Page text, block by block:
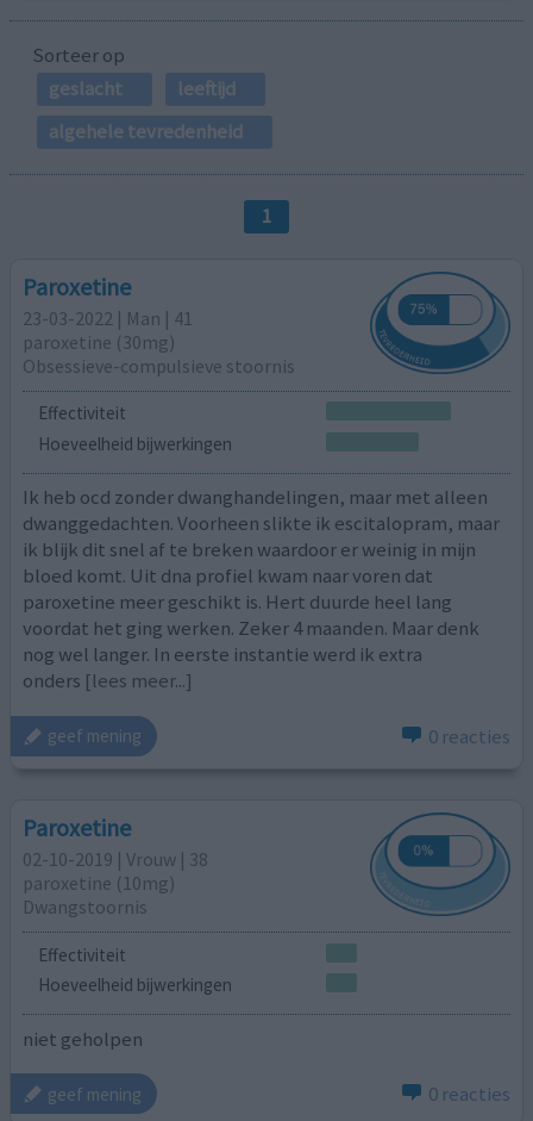
Sorteer op
geslacht
leeftijd
algehele tevredenheid
1
Paroxetine
23-03-2022 | Man | 41
paroxetine (30mg)
Obsessieve-compulsieve stoornis
Effectiviteit
Hoeveelheid bijwerkingen
Ik heb ocd zonder dwanghandelingen, maar met alleen
dwanggedachten. Voorheen slikte ik escitalopram, maar
ik blijk dit snel af te breken waardoor er weinig in mijn
bloed komt. Uit dna profiel kwam naar voren dat
paroxetine meer geschikt is. Hert duurde heel lang
voordat het ging werken. Zeker 4 maanden. Maar denk
nog wel langer. In eerste instantie werd ik extra
onders [lees meer...]
geef mening 0 reacties
Paroxetine
02-10-2019 | Vrouw | 38
paroxetine (10mg)
Dwangstoornis
Effectiviteit
Hoeveelheid bijwerkingen
niet geholpen
geef mening 0 reacties